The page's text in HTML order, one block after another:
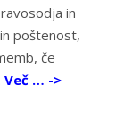
in
poštenost,
če
Več … ->